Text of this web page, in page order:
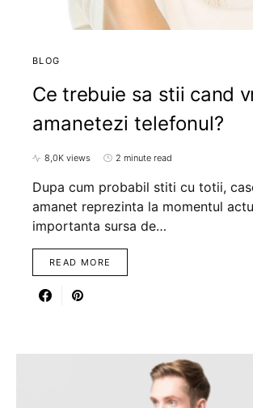
BLOG
Ce trebuie sa stii cand
amanetezi telefonul?
8,0K views 2 minute read
Dupa cum probabil stiti cu totii,
amanet reprezinta la momentul
importanta sursa de…
READ MORE